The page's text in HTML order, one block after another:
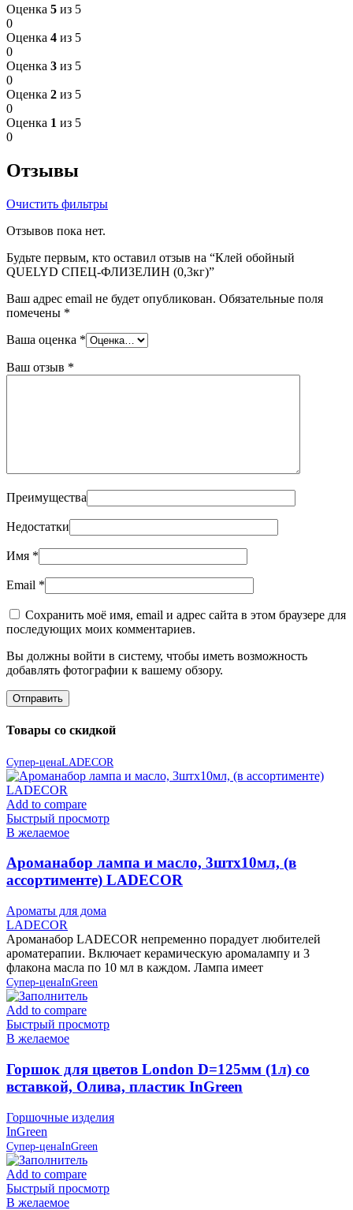
Оценка 5 из 5
0
Оценка 4 из 5
0
Оценка 3 из 5
0
Оценка 2 из 5
0
Оценка 1 из 5
0
Отзывы
Очистить фильтры
Отзывов пока нет.
Будьте первым, кто оставил отзыв на “Клей обойный
QUELYD СПЕЦ-ФЛИЗЕЛИН (0,3кг)”
Ваш адрес email не будет опубликован. Обязательные поля
помечены *
Ваша оценка *
Ваш отзыв *
Преимущества
Недостатки
Имя *
Email *
Сохранить моё имя, email и адрес сайта в этом браузере для
последующих моих комментариев.
Вы должны войти в систему, чтобы иметь возможность
добавлять фотографии к вашему обзору.
Товары со скидкой
Супер-ценаLADECOR
Add to compare
Быстрый просмотр
В желаемое
Ароманабор лампа и масло, 3штx10мл, (в
ассортименте) LADECOR
Ароматы для дома
LADECOR
Ароманабор LADECOR непременно порадует любителей
ароматерапии. Включает керамическую аромалампу и 3
флакона масла по 10 мл в каждом. Лампа имеет
Супер-ценаInGreen
Add to compare
Быстрый просмотр
В желаемое
Горшок для цветов London D=125мм (1л) со
вставкой, Олива, пластик InGreen
Горшочные изделия
InGreen
Супер-ценаInGreen
Add to compare
Быстрый просмотр
В желаемое